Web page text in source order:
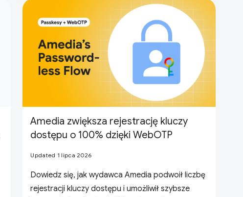
Amedia zwiększa rejestrację kluczy
dostępu o 100% dzięki WebOTP
Updated 1 lipca 2026
Dowiedz się, jak wydawca Amedia podwoił liczbę
rejestracji kluczy dostępu i umożliwił szybsze